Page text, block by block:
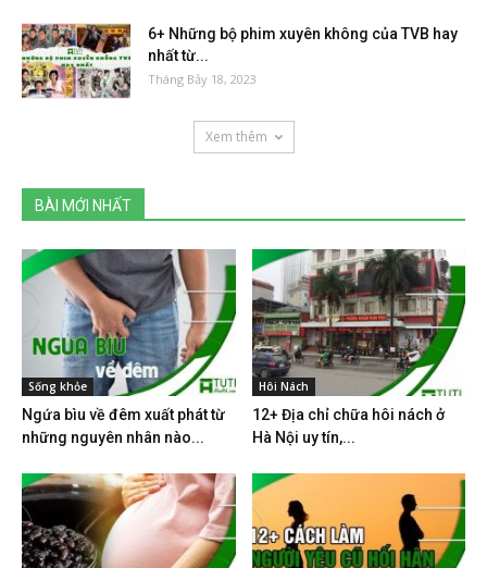
6+ Những bộ phim xuyên không của TVB hay
nhất từ...
Tháng Bảy 18, 2023
Xem thêm
BÀI MỚI NHẤT
Sống khỏe
Ngứa bìu về đêm xuất phát từ
những nguyên nhân nào...
Hôi Nách
12+ Địa chỉ chữa hôi nách ở
Hà Nội uy tín,...